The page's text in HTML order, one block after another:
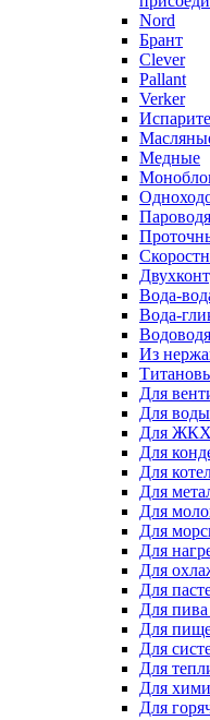
Nord
Брант
Clever
Pallant
Verker
Медные
Вода-
Вода-
Из
Для
Для воды
Для ЖКХ
Для
Для
Для
Для
Для
Для
Для
Для
Для пива
Для
Для
Для
Для
Для